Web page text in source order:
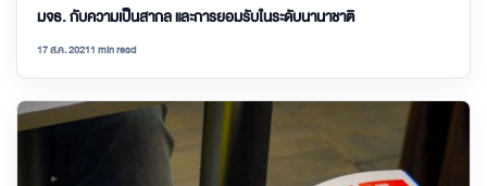
มจธ. กับความเป็นสากล และการยอมรับในระดับนานาชาติ
17 ส.ค. 20211 min read